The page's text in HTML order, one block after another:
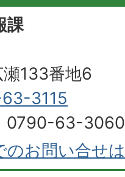
課
133番地6
3115
0790-63-3060
のお問い合せ